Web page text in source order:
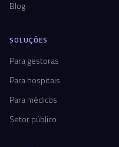
Blog
SOLUÇÕES
Para gestoras
Para hospitais
Para médicos
Setor público